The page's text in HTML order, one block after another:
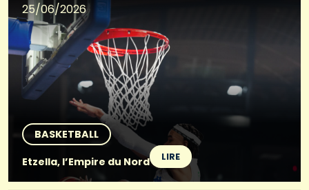
25/06/2026
BASKETBALL
Etzella, l’Empire du Nord
LIRE